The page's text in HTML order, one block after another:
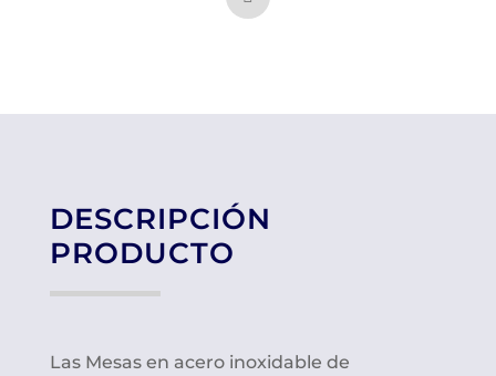
DESCRIPCIÓN
PRODUCTO
Las Mesas en acero inoxidable de